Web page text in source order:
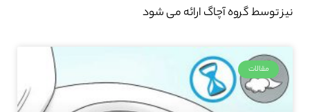
نیز توسط گروه آچاگ ارائه می شود
مقالات